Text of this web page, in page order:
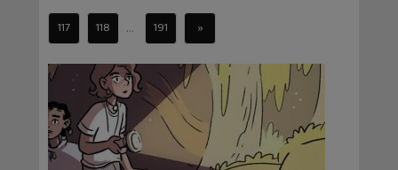
117 118 ... 191 »